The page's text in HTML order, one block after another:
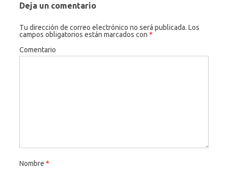
Deja un comentario
Tu dirección de correo electrónico no será publicada. Los
campos obligatorios están marcados con *
Comentario
Nombre *